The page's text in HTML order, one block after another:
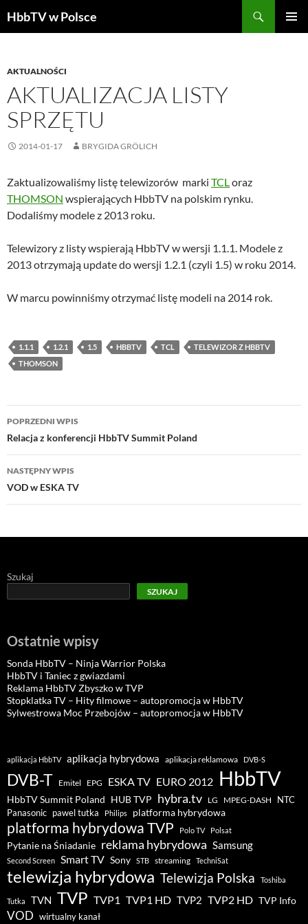
HbbTV w Polsce
AKTUALNOŚCI
AKTUALIZACJA LISTY
SPRZĘTU
2014-01-17 BRYGIDA GRÖLICH
Zaktualizowaliśmy listę telewizorów marki TCLoraz
THOMSON wspierających HbbTV na polskim rynku.
Dodaliśmy modele z 2013 roku.
Telewizory z listy wspierają HbbTV w wersji 1.1.1. Modele z
2013 otrzymają update do wersji 1.2.1 (czyli 1.5) w roku 2014.
W marcu powinniśmy otrzymać listę modeli na 2014 rok.
1.1.1 1.2.1 1.5 HBBTV TCL
TELEWIZOR Z HBBTV
THOMSON
Nawigacja
wpisu
POPRZEDNI WPIS
Relacja z konferencji HbbTV Summit Poland
NASTĘPNY WPIS
VOD w ESKA TV
Szukaj
SZUKAJ
Ostatnie wpisy
Sonda HbbTV – Ninja Warrior Polska
HbbTV i Taniec z gwiazdami
Reklama HbbTV Zbyszko w TVP
Stopklatka TV – Hity filmowe – autopromocja w HbbTV
Sylwestrowa Moc Przebojów – autopromocja w HbbTV
aplikacja HbbTV aplikacja hybrydowa aplikacja reklamowa DVB-S
DVB-T Emitel EPG ESKA TV EURO 2012 HbbTV
HbbTV Summit Poland HUB TVP hybra.tv LG MPEG-DASH NTC
Panasonic pawel tutka Philips platforma hybrydowa
platforma hybrydowa TVP Polo TV Polsat
Pytanie na Śniadanie reklama hybrydowa Samsung
Second Screen Smart TV Sony STB streaming TechniSat
telewizja hybrydowa Telewizja Polska Toshiba
Tutka TVN TVP TVP1 TVP1 HD TVP2 TVP2 HD TVP Info
VOD wirtualny kanał